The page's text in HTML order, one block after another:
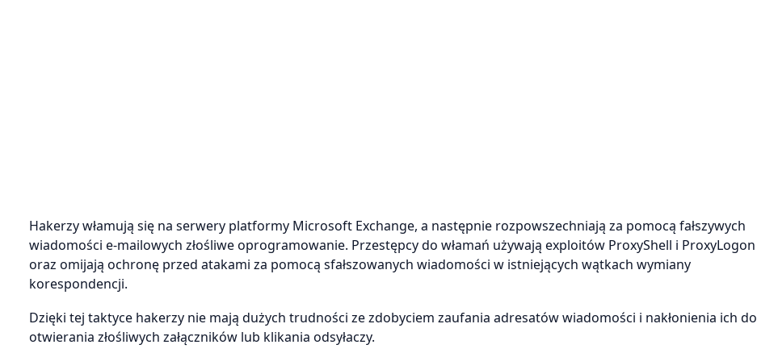
Hakerzy włamują się na serwery platformy Microsoft Exchange, a następnie rozpowszechniają za pomocą fałszywych
wiadomości e-mailowych złośliwe oprogramowanie. Przestępcy do włamań używają exploitów ProxyShell i ProxyLogon
oraz omijają ochronę przed atakami za pomocą sfałszowanych wiadomości w istniejących wątkach wymiany
korespondencji.
Dzięki tej taktyce hakerzy nie mają dużych trudności ze zdobyciem zaufania adresatów wiadomości i nakłonienia ich do
otwierania złośliwych załączników lub klikania odsyłaczy.